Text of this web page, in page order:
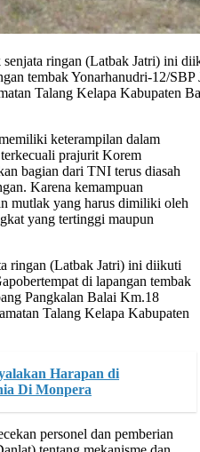
senjata ringan (Latbak Jatri) ini
tembak Yonarhanudri-12/
Talang Kelapa Kabupaten
keterampilan dalam
prajurit Korem
bagian dari TNI terus diasah
Karena kemampuan
mutlak yang harus dimiliki oleh
yang tertinggi maupun
ringan (Latbak Jatri) ini diikuti
di lapangan tembak
Pangkalan Balai Km.18
Talang Kelapa Kabupaten
Harapan di
Di Monpera
personel dan pemberian